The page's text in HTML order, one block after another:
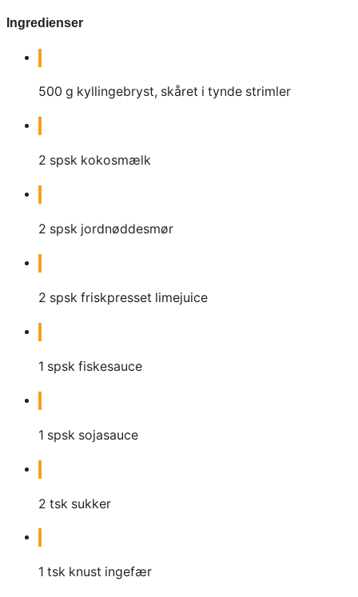
Ingredienser
500 g kyllingebryst, skåret i tynde strimler
2 spsk kokosmælk
2 spsk jordnøddesmør
2 spsk friskpresset limejuice
1 spsk fiskesauce
1 spsk sojasauce
2 tsk sukker
1 tsk knust ingefær